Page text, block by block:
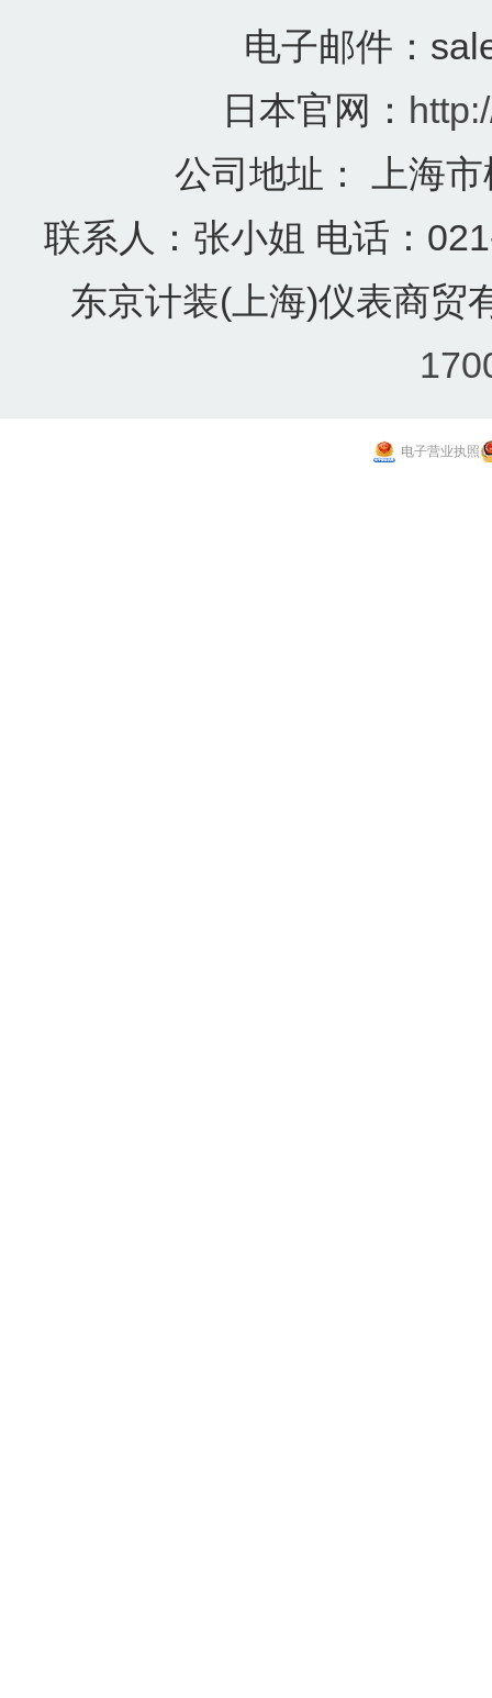
电子邮件：
日本官网：
公司地址： 上海
联系人：张小姐 电话：
东京计装(上海)仪表商贸
电子营业执照